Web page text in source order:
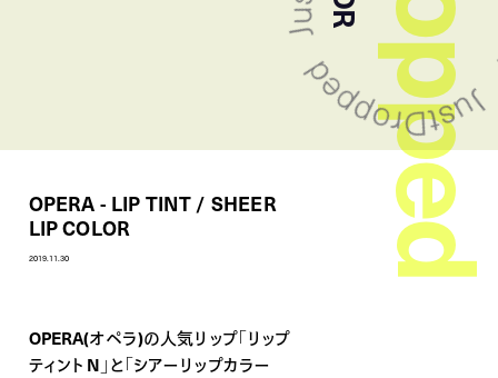
OPERA - LIP TINT / SHEER
LIP COLOR
2019.11.30
OPERA(オペラ)の人気リップ「リップ
ティント N」と「シアーリップカラー